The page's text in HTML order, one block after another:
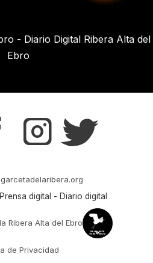
- Diario Digital Ribera Alta del
Ebro
t r
digital - Diario digital
Ribera Alta del Ebro
de Privacidad